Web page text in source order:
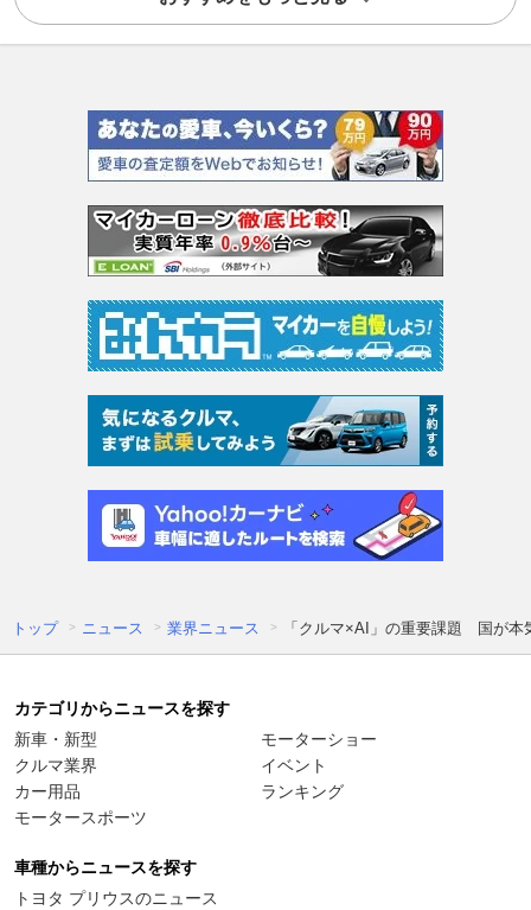
トップ ニュース 業界ニュース 「クルマ×AI」の重要課題 国が本
カテゴリからニュースを探す
新車・新型
クルマ業界
カー用品
モータースポーツ
モーターショー
イベント
ランキング
車種からニュースを探す
トヨタ プリウスのニュース